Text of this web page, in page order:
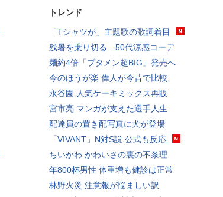
トレンド
「Tシャツが」主題歌の歌詞着目
残暑を乗り切る…50代涼感コーデ
麺約4倍「ブタメン超BIG」発売へ
今のほうが楽 偉人が今昔で比較
永谷園 人気ケーキミックス再販
宮市亮 マンガが支えた選手人生
配達員の置き配写真に犬が登場
「VIVANT」N対S説 公式も反応
ちいかわ かわいさの裏の不条理
年800杯男性 体重増も健診は正常
林野火災 注意報が悩ましい訳